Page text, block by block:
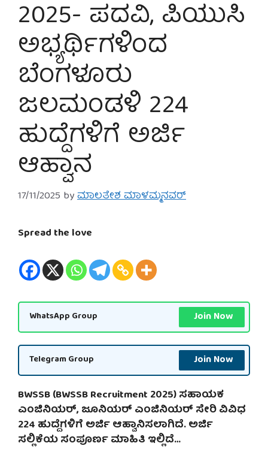
2025- ಪದವಿ, ಪಿಯುಸಿ
ಅಭ್ಯರ್ಥಿಗಳಿಂದ
ಬೆಂಗಳೂರು
ಜಲಮಂಡಳಿ 224
ಹುದ್ದೆಗಳಿಗೆ ಅರ್ಜಿ
ಆಹ್ವಾನ
17/11/2025 byಮಾಲತೇಶ ಮಾಳಮ್ಮನವರ್
Spread the love
WhatsApp Group Join Now
Telegram Group Join Now
BWSSB (BWSSB Recruitment 2025) ಸಹಾಯಕ
ಎಂಜಿನಿಯರ್, ಜೂನಿಯರ್ ಎಂಜಿನಿಯರ್ ಸೇರಿ ವಿವಿಧ
224 ಹುದ್ದೆಗಳಿಗೆ ಅರ್ಜಿ ಆಹ್ವಾನಿಸಲಾಗಿದೆ. ಅರ್ಜಿ
ಸಲ್ಲಿಕೆಯ ಸಂಪೂರ್ಣ ಮಾಹಿತಿ ಇಲ್ಲಿದೆ…